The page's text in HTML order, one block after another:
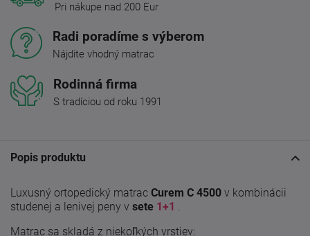
Pri nákupe nad 200 Eur
Radi poradíme s výberom
Nájdite vhodný matrac
Rodinná firma
S tradíciou od roku 1991
Popis produktu
Luxusný ortopedický matrac Curem C 4500 v kombinácii
studenej a lenivej peny v sete 1+1 .
Matrac sa skladá z niekoľkých vrstiev: